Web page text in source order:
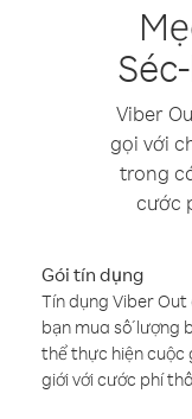
Viber
gọi với
trong
cước
Gói tín dụng
Tín dụng Viber
bạn mua số lượng
thể thực hiện cuộc
giới với cước phí